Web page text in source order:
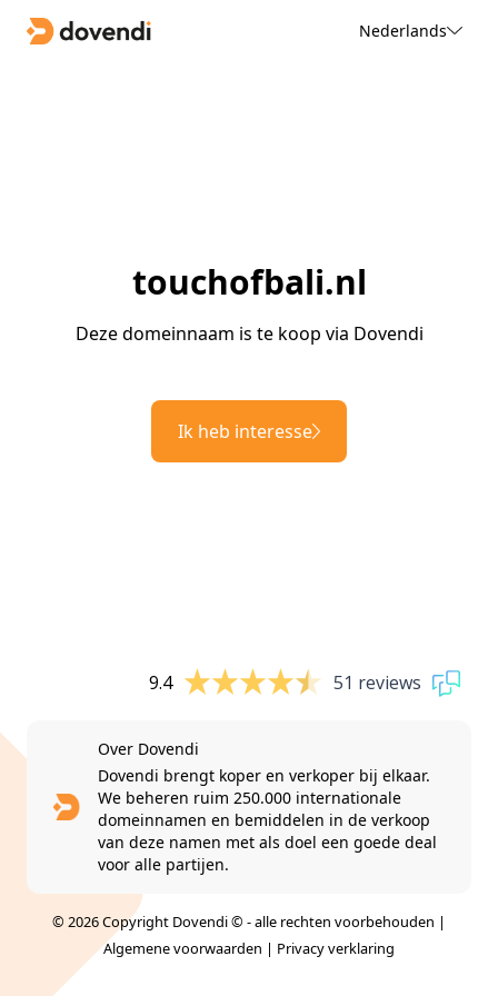
Nederlands
touchofbali.nl
Deze domeinnaam is te koop via Dovendi
Ik heb interesse
9.4 51 reviews
Over Dovendi
Dovendi brengt koper en verkoper bij elkaar.
We beheren ruim 250.000 internationale
domeinnamen en bemiddelen in de verkoop
van deze namen met als doel een goede deal
voor alle partijen.
© 2026 Copyright Dovendi © - alle rechten voorbehouden |
Algemene voorwaarden | Privacy verklaring